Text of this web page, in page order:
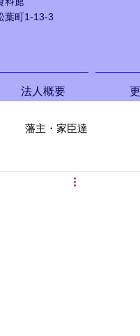
葉町1-13-3
法人概要
藩主・家臣達